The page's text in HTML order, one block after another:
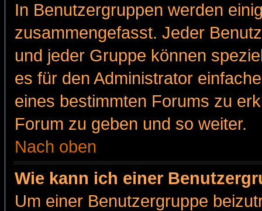
In Benutzergruppen werden
zusammengefasst. Jeder
und jeder Gruppe können
es für den Administrator
eines bestimmten Forums zu
Forum zu geben und so weiter.
Nach oben
Wie kann ich einer
Um einer Benutzergruppe